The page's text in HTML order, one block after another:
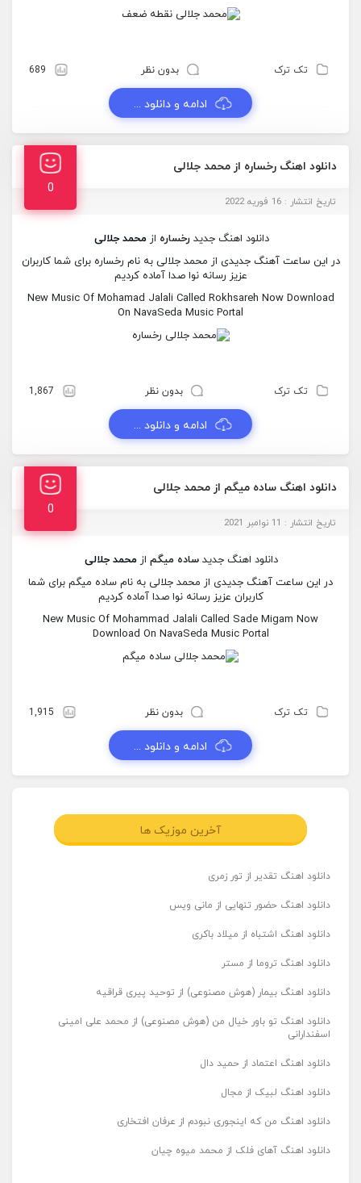
تک ترک بدون نظر 689
ادامه و دانلود ...
دانلود اهنگ رخساره از محمد جلالی
0
تاریخ انتشار : 16 فوریه 2022
دانلود اهنگ جدیدرخساره ازمحمد جلالی
در این ساعت آهنگ جدیدی از محمد جلالی به نام رخساره برای شما کاربران
عزیز رسانه نوا صدا آماده کردیم
New Music Of Mohamad Jalali Called Rokhsareh Now Download
On NavaSeda Music Portal
تک ترک بدون نظر 1,867
ادامه و دانلود ...
دانلود اهنگ ساده میگم از محمد جلالی
0
تاریخ انتشار : 11 نوامبر 2021
دانلود اهنگ جدید ساده میگم از محمد جلالی
در این ساعت آهنگ جدیدی از محمد جلالی به نام ساده میگم برای شما
کاربران عزیز رسانه نوا صدا آماده کردیم
New Music Of Mohammad Jalali Called Sade Migam Now
Download On NavaSeda Music Portal
تک ترک بدون نظر 1,915
ادامه و دانلود ...
آخرین موزیک ها
دانلود اهنگ تقدیر از تور زمری
دانلود اهنگ حضور تنهایی از مانی ویس
دانلود اهنگ اشتباه از میلاد باکری
دانلود اهنگ تروما از مستر
دانلود اهنگ بیمار (هوش مصنوعی) از توحید پیری قراقیه
دانلود اهنگ تو باور خیال من (هوش مصنوعی) از محمد علی امینی
اسفندارانی
دانلود اهنگ اعتماد از حمید دال
دانلود اهنگ لبیک از مجال
دانلود اهنگ من که اینجوری نبودم از عرفان افتخاری
دانلود اهنگ آهای فلک از محمد میوه چیان